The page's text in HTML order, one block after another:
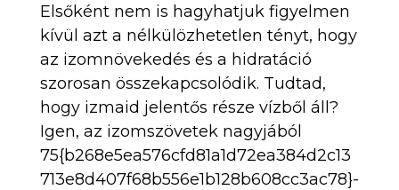
Elsőként nem is hagyhatjuk figyelmen
kívül azt a nélkülözhetetlen tényt, hogy
az izomnövekedés és a hidratáció
szorosan összekapcsolódik. Tudtad,
hogy izmaid jelentős része vízből áll?
Igen, az izomszövetek nagyjából
75{b268e5ea576cfd81a1d72ea384d2c13
713e8d407f68b556e1b128b608cc3ac78}-